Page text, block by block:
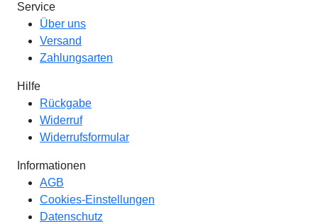
Service
Über uns
Versand
Zahlungsarten
Hilfe
Rückgabe
Widerruf
Widerrufsformular
Informationen
AGB
Cookies-Einstellungen
Datenschutz